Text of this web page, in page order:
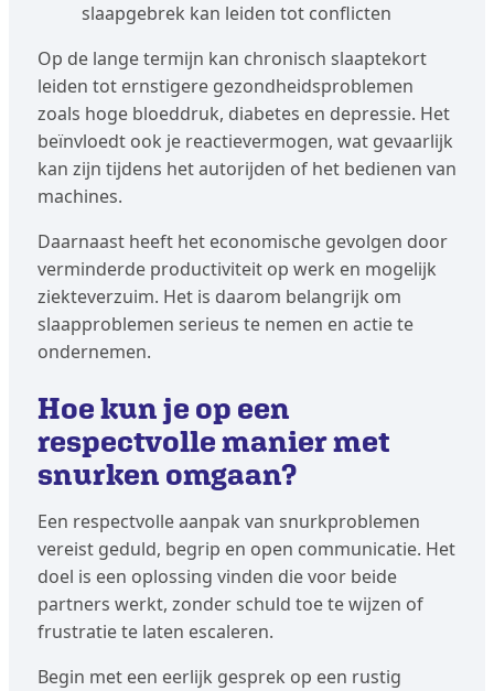
slaapgebrek kan leiden tot conflicten
Op de lange termijn kan chronisch slaaptekort
leiden tot ernstigere gezondheidsproblemen
zoals hoge bloeddruk, diabetes en depressie. Het
beïnvloedt ook je reactievermogen, wat gevaarlijk
kan zijn tijdens het autorijden of het bedienen van
machines.
Daarnaast heeft het economische gevolgen door
verminderde productiviteit op werk en mogelijk
ziekteverzuim. Het is daarom belangrijk om
slaapproblemen serieus te nemen en actie te
ondernemen.
Hoe kun je op een
respectvolle manier met
snurken omgaan?
Een respectvolle aanpak van snurkproblemen
vereist geduld, begrip en open communicatie. Het
doel is een oplossing vinden die voor beide
partners werkt, zonder schuld toe te wijzen of
frustratie te laten escaleren.
Begin met een eerlijk gesprek op een rustig